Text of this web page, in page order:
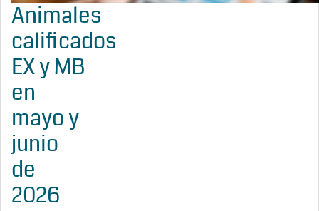
Animales
calificados
EX y MB
en
mayo y
junio
de
2026